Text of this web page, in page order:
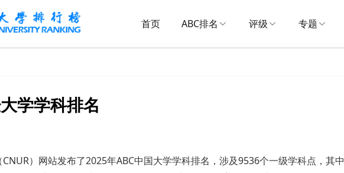
首页 ABC排名 评级 专题
学学科排名
）网站发布了2025年ABC中国大学学科排名，涉及9536个一级学科点，其中